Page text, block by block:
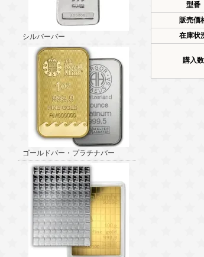
シルバーバー
ゴールドバー・プラチナバー
型番
販売価
在庫状
購入数